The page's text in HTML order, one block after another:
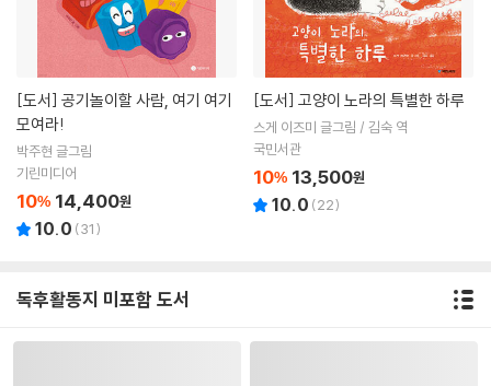
[도서]
모여라!
박주현 글그림
기린미디어
10% 14,400원
10.0 (31)
[도서] 고양이 노라의 특별한 하루
스게 이즈미 글그림 / 김숙 역
국민서관
10% 13,500원
10.0 (22)
독후활동지 미포함 도서